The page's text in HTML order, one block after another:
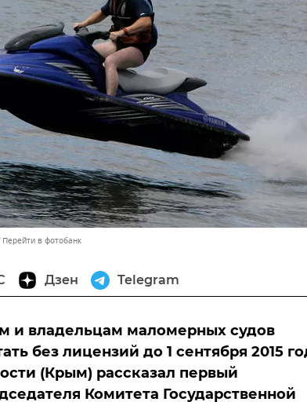
Перейти в фотобанк
Дзен Telegram
и владельцам маломерных судов
без лицензий до 1 сентября 2015
(Крым) рассказал первый
Комитета Государственной